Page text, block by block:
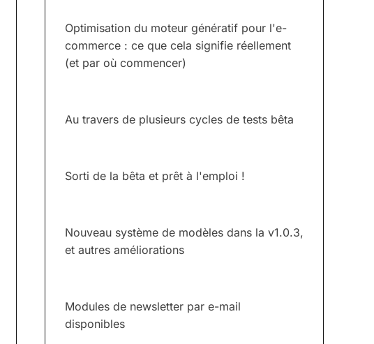
Optimisation du moteur génératif pour l'e-
commerce : ce que cela signifie réellement
(et par où commencer)
Au travers de plusieurs cycles de tests bêta
Sorti de la bêta et prêt à l'emploi !
Nouveau système de modèles dans la v1.0.3,
et autres améliorations
Modules de newsletter par e-mail
disponibles